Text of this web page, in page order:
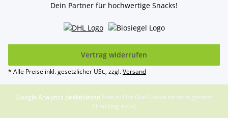
Dein Partner für hochwertige Snacks!
Vertrag widerrufen
* Alle Preise inkl. gesetzlicher USt., zzgl.Versand
Google Analytics deaktivieren Status: Opt-Out-Cookie ist nicht gesetzt
(Tracking aktiv)